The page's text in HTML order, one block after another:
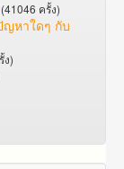
(41046 ครั้ง)
ญหาใดๆ กับ
ง)